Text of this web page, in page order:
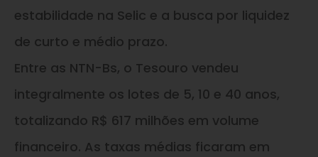
estabilidade na Selic e a busca por liquidez
de curto e médio prazo.
Entre as NTN-Bs, o Tesouro vendeu
integralmente os lotes de 5, 10 e 40 anos,
totalizando R$ 617 milhões em volume
financeiro. As taxas médias ficaram em